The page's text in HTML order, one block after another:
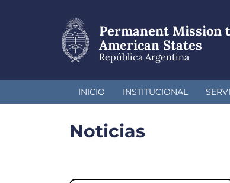
Permanent Mission
American States
República Argentina
INICIO INSTITUCIONAL
Noticias